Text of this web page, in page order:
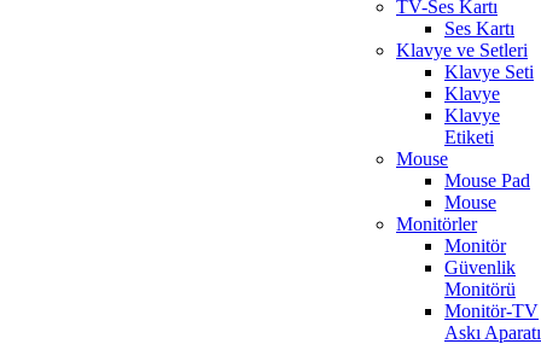
TV-Ses Kartı
Ses Kartı
Klavye ve Setleri
Klavye Seti
Klavye
Klavye
Etiketi
Mouse
Mouse Pad
Mouse
Monitörler
Monitör
Güvenlik
Monitörü
Monitör-TV
Askı Aparatı